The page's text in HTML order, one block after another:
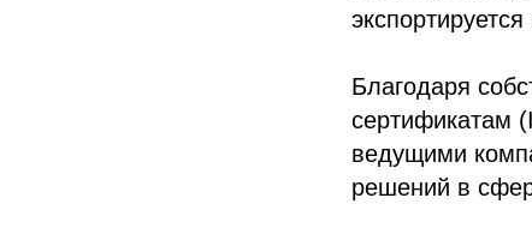
Благодаря
сертификатам
ведущими
решений в